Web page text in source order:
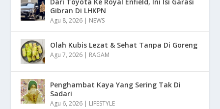
Gibran Di LHKPN
Agu 8, 2026 | NEWS
Olah Kubis Lezat & Sehat Tanpa Di Goreng
Agu 7, 2026 | RAGAM
Penghambat Kaya Yang Sering Tak Di
Sadari
Agu 6, 2026 | LIFESTYLE